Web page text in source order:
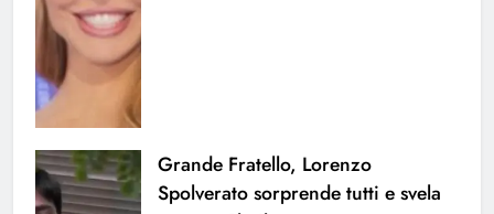
Grande Fratello, Lorenzo
Spolverato sorprende tutti e svela